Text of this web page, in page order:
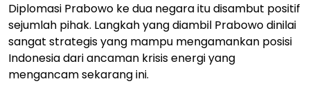
Diplomasi Prabowo ke dua negara itu disambut positif
sejumlah pihak. Langkah yang diambil Prabowo dinilai
sangat strategis yang mampu mengamankan posisi
Indonesia dari ancaman krisis energi yang
mengancam sekarang ini.